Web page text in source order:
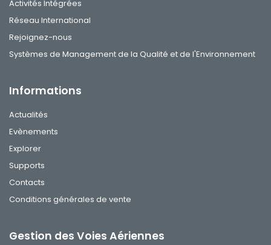
Activités Intégrées
Réseau International
Rejoignez-nous
Systèmes de Management de la Qualité et de l'Environnement
Informations
Actualités
Evènements
Explorer
Supports
Contacts
Conditions générales de vente
Gestion des Voies Aériennes